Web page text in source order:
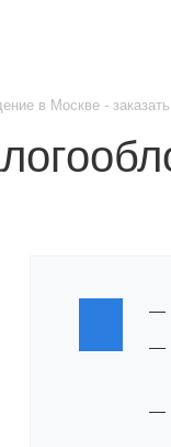
в Москве -